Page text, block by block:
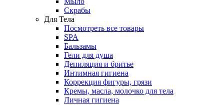
Скрабы
Для Тела
Посмотреть все товары
SPA
Бальзамы
Гели для душа
Депиляция и бритье
Интимная гигиена
Коррекция фигуры, грязи
Кремы, масла, молочко для тела
Личная гигиена